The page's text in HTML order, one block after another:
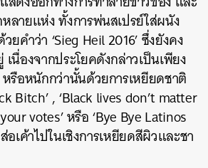
ลายแห่ง ทั้งการพ่นสเปรย์ใส่ผนัง
ยคำว่า ‘Sieg Heil 2016’ ซึ่งยังคง
นื่องจากประโยคดังกล่าวเป็นเพียง
รือหนักกว่านั้นด้วยการเหยียดชาติ
Bitch’ , ‘Black lives don’t matter
votes’ หรือ ‘Bye Bye Latinos
อเค้าไปในเชิงการเหยียดสีผิวและชา